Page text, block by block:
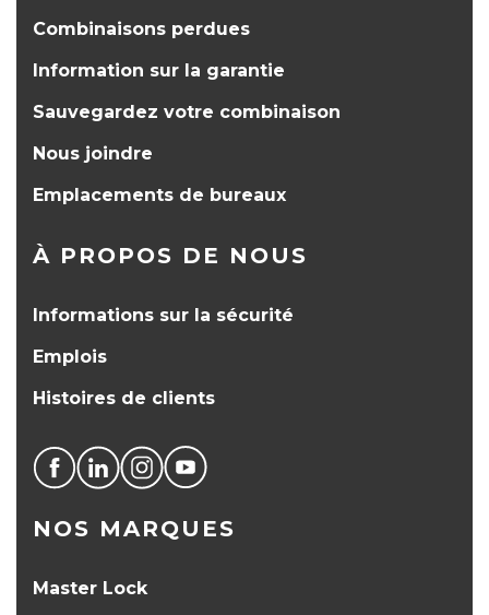
Combinaisons perdues
Information sur la garantie
Sauvegardez votre combinaison
Nous joindre
Emplacements de bureaux
À PROPOS DE NOUS
Informations sur la sécurité
Emplois
Histoires de clients
NOS MARQUES
Master Lock